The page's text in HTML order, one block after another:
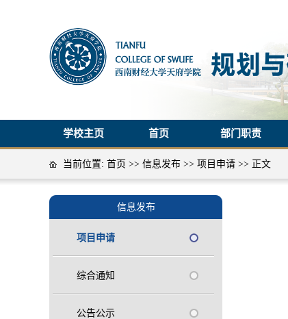
学校主页 首页 部门职责
当前位置: 首页 >> 信息发布 >> 项目申请 >> 正文
信息发布
项目申请
综合通知
公告公示